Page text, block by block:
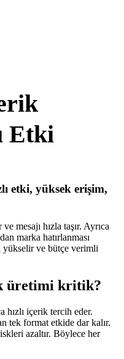
Etki
etki, yüksek erişim,
mesajı hızla taşır. Ayrıca
marka hatırlanması
yükselir ve bütçe verimli
üretimi kritik?
hızlı içerik tercih eder.
tek format etkide dar kalır.
azaltır. Böylece her